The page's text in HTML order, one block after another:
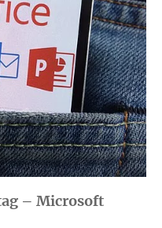
– Microsoft